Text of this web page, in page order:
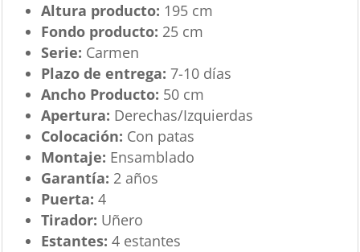
Altura producto: 195 cm
Fondo producto: 25 cm
Serie: Carmen
Plazo de entrega: 7-10 días
Ancho Producto: 50 cm
Apertura: Derechas/Izquierdas
Colocación: Con patas
Montaje: Ensamblado
Garantía: 2 años
Puerta: 4
Tirador: Uñero
Estantes: 4 estantes